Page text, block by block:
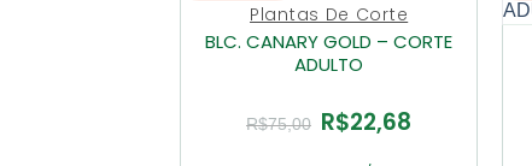
Plantas De Corte
BLC. CANARY GOLD – CORTE
ADULTO
R$75,00 O
preço
R$22,68